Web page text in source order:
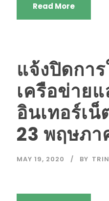
Read More
แจ้งปิดกา
เครือข่ายแ
อินเทอร์เ
23 พฤษภ
MAY 19, 2020 BY